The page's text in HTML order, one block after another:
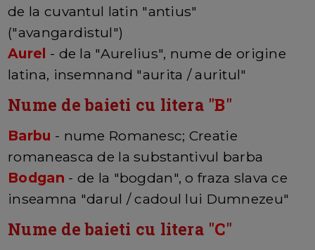
de la cuvantul latin "antius"
("avangardistul")
Aurel - de la "Aurelius", nume de origine
latina, insemnand "aurita / auritul"
Nume de baieti cu litera "B"
Barbu - nume Romanesc; Creatie
romaneasca de la substantivul barba
Bodgan - de la "bogdan", o fraza slava ce
inseamna "darul / cadoul lui Dumnezeu"
Nume de baieti cu litera "C"